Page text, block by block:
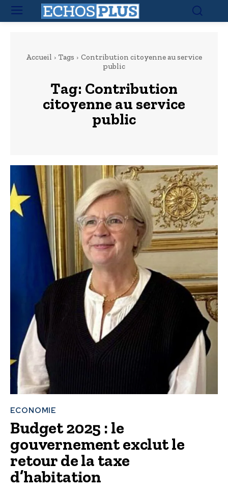
Accueil Tags
Contribution citoyenne au service
public
Tag: Contribution
citoyenne au service
public
ECONOMIE
Budget 2025 : le
gouvernement exclut le
retour de la taxe
d’habitation